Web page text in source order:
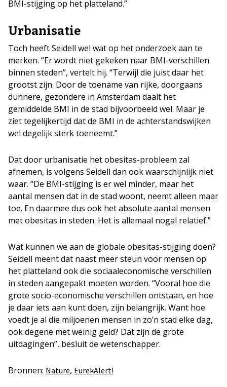
BMI-stijging op het platteland.”
Urbanisatie
Toch heeft Seidell wel wat op het onderzoek aan te
merken. “Er wordt niet gekeken naar BMI-verschillen
binnen steden”, vertelt hij. “Terwijl die juist daar het
grootst zijn. Door de toename van rijke, doorgaans
dunnere, gezondere in Amsterdam daalt het
gemiddelde BMI in de stad bijvoorbeeld wel. Maar je
ziet tegelijkertijd dat de BMI in de achterstandswijken
wel degelijk sterk toeneemt.”
Dat door urbanisatie het obesitas-probleem zal
afnemen, is volgens Seidell dan ook waarschijnlijk niet
waar. “De BMI-stijging is er wel minder, maar het
aantal mensen dat in de stad woont, neemt alleen maar
toe. En daarmee dus ook het absolute aantal mensen
met obesitas in steden. Het is allemaal nogal relatief.”
Wat kunnen we aan de globale obesitas-stijging doen?
Seidell meent dat naast meer steun voor mensen op
het platteland ook die sociaaleconomische verschillen
in steden aangepakt moeten worden. “Vooral hoe die
grote socio-economische verschillen ontstaan, en hoe
je daar iets aan kunt doen, zijn belangrijk. Want hoe
voedt je al die miljoenen mensen in zo’n stad elke dag,
ook degene met weinig geld? Dat zijn de grote
uitdagingen”, besluit de wetenschapper.
Bronnen: Nature, EurekAlert!